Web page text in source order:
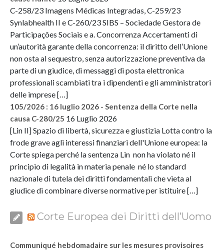
C-258/23 Imagens Médicas Integradas, C-259/23
Synlabhealth II e C-260/23 SIBS – Sociedade Gestora de
Participações Sociais e a. Concorrenza Accertamenti di
un’autorità garante della concorrenza: il diritto dell’Unione
non osta al sequestro, senza autorizzazione preventiva da
parte di un giudice, di messaggi di posta elettronica
professionali scambiati tra i dipendenti e gli amministratori
delle imprese […]
105/2026 : 16 luglio 2026 - Sentenza della Corte nella
causa C-280/25 16 Luglio 2026
[Lin II] Spazio di libertà, sicurezza e giustizia Lotta contro la
frode grave agli interessi finanziari dell'Unione europea: la
Corte spiega perché la sentenza Lin non ha violato né il
principio di legalità in materia penale né lo standard
nazionale di tutela dei diritti fondamentali che vieta al
giudice di combinare diverse normative per istituire […]
Corte Europea dei Diritti dell’Uomo
Communiqué hebdomadaire sur les mesures provisoires